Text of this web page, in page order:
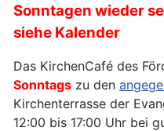
Sonntagen wieder
siehe Kalender
Das KirchenCafé des
Sonntags zu den
Kirchenterrasse der
12:00 bis 17:00 Uhr bei